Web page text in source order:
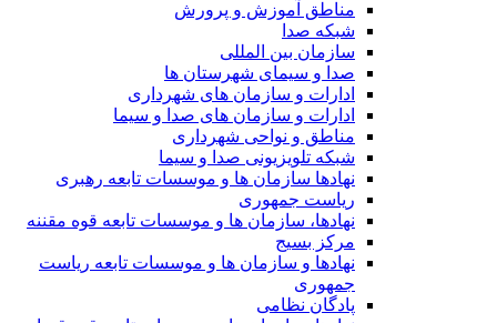
مناطق آموزش و پرورش
شبکه صدا
سازمان بین المللی
صدا و سیمای شهرستان ها
ادارات و سازمان های شهرداری
ادارات و سازمان های صدا و سیما
مناطق و نواحی شهرداری
شبکه تلویزیونی صدا و سیما
نهادها سازمان ها و موسسات تابعه رهبری
ریاست جمهوری
نهادها، سازمان ها و موسسات تابعه قوه مقننه
مرکز بسیج
نهادها و سازمان ها و موسسات تابعه ریاست
جمهوری
پادگان نظامی